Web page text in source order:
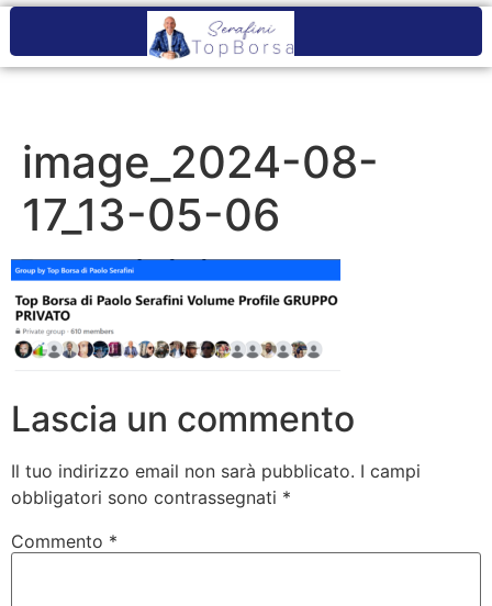
image_2024-08-
17_13-05-06
Lascia un commento
Il tuo indirizzo email non sarà pubblicato. I campi
obbligatori sono contrassegnati *
Commento *